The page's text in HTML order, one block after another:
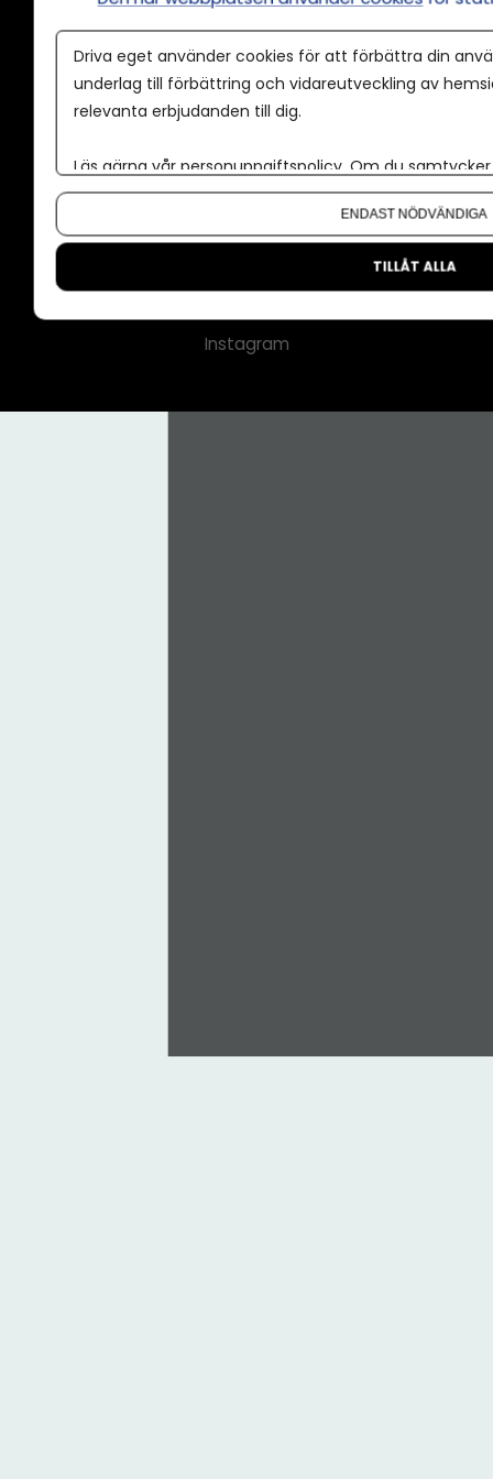
Annonspolicy
Tillgänglighet
Kontakt
Nyhetsbrev
CMS för medier
Instagram
Driva eget använder cookies för att förbättra din
underlag till förbättring och vidareutveckling av
relevanta erbjudanden till dig.
Läs gärna vår personuppgiftspolicy. Om du
Om du vill ändra ditt val i efterhand hittar du den
ENDAST NÖDVÄNDIGA
TILLÅT ALLA